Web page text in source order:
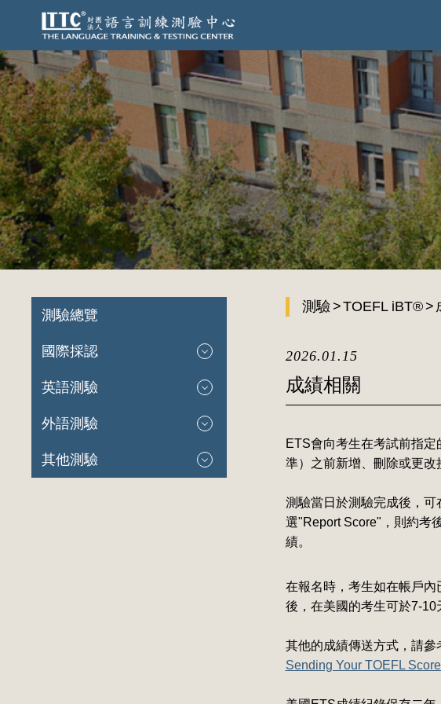
測驗總覽
國際採認
英語測驗
外語測驗
其他測驗
測驗 TOEFL iBT®
2026.01.15
成績相關
ETS會向考生在考試前指
準）之前新增、刪除或更改
測驗當日於測驗完成後，
選"Report Score"，則約考
績。
在報名時，考生如在帳戶
後，在美國的考生可於7-10
其他的成績傳送方式，請參
Sending Your TOEFL